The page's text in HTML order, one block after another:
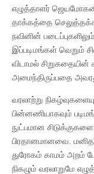
எழுத்தாளர்
தாக்கத்தை
நவினின்
இப்படிமங்கள் வெறும்
விடாமல் சிறுகதையின்
அமைந்திருப்பதை
வரலாற்று
பின்னணியாகவும்
நுட்பமான
பிரதானமானவை.
துரோகம் காமம் அறம்
நிகழும் வரலாறுமே